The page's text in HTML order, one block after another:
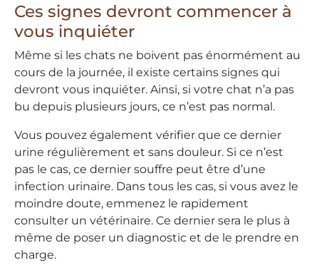
Ces signes devront commencer à
vous inquiéter
Même si les chats ne boivent pas énormément au
cours de la journée, il existe certains signes qui
devront vous inquiéter. Ainsi, si votre chat n’a pas
bu depuis plusieurs jours, ce n’est pas normal.
Vous pouvez également vérifier que ce dernier
urine régulièrement et sans douleur. Si ce n’est
pas le cas, ce dernier souffre peut être d’une
infection urinaire. Dans tous les cas, si vous avez le
moindre doute, emmenez le rapidement
consulter un vétérinaire. Ce dernier sera le plus à
même de poser un diagnostic et de le prendre en
charge.